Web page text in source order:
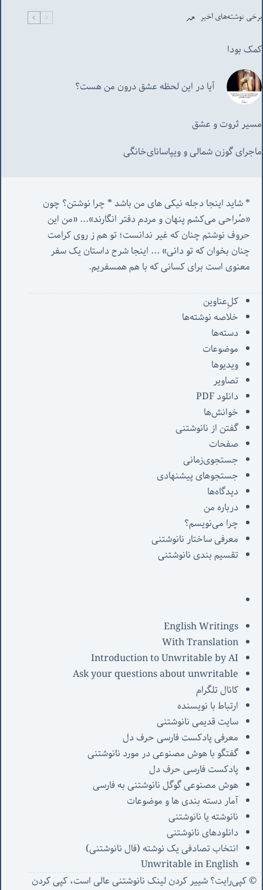
برخی نوشته‌های اخیر
کمک بودا
آیا در این لحظه عشق درون من هست؟
مسیر ثروت و عشق
ماجرای گوزن شمالی و‌ ویپاسانای‌خانگی
«صُراحی می‌کشم پنهان‌ و مردم‌ دفتر انگارند»... «
چنان بخوان که تو دانی» ...
معنوی است برای کسانی که با هم همسفریم.
کل‌ِعناوین
خلاصه نوشته‌ها
دسته‌ها
موضوعات
ویدیوها
تصاویر
دانلود PDF
خوانش‌ها
گفتن از نانوشتنی
صفحات
جستجوی‌زمانی
جستجوهای پیشنهادی
دیدگاه‌ها
درباره من
چرا می‌نویسم؟
معرفی‌ ساختار نانوشتنی
تقسیم بندی نانوشتنی
English Writings
With Translation
Introduction to Unwritable by AI
Ask your questions about unwritable
کانال تلگرام
ارتباط با نویسنده
سایت قدیمی نانوشتنی
معرفی پادکست فارسی حرف دل
گفتگو با هوش مصنوعی در مورد نانوشتنی
پادکست فارسی حرف دل
هوش مصنوعی گوگل نانوشتنی به فارسی
آمار دسته بندی ها و موضوعات
نانوشته یا نانوشتنی
دانلودهای نانوشتنی
انتخاب تصادفی یک نوشته (فال نانوشتنی)
Unwritable in English
© کپی‌رایت؟ شییر کردن لینک نانوشتنی عالی است، کپی کردن